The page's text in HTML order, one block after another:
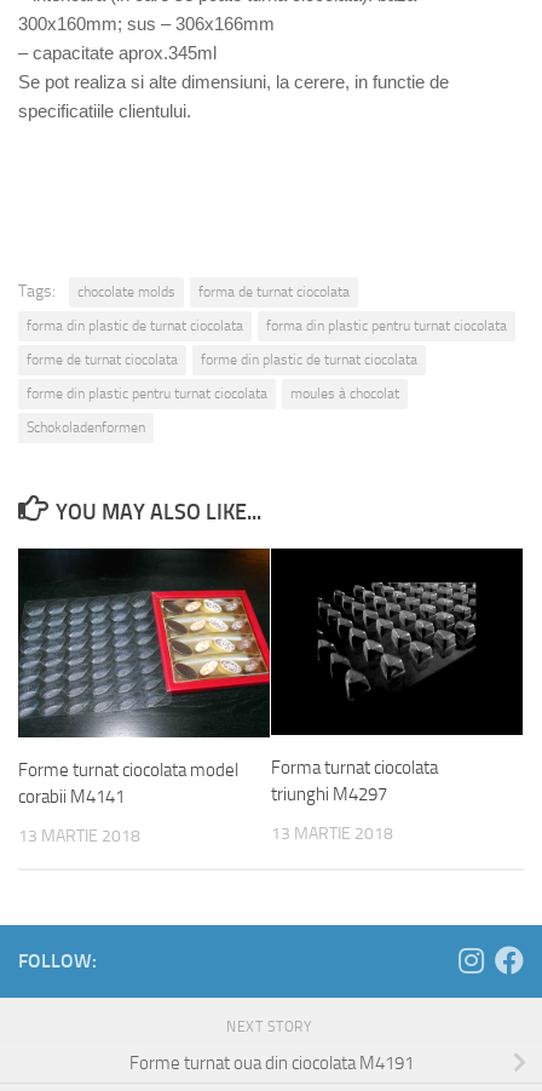
300x160mm; sus – 306x166mm
– capacitate aprox.345ml
Se pot realiza si alte dimensiuni, la cerere, in functie de
specificatiile clientului.
Tags: chocolate molds
forma de turnat ciocolata
forma din plastic de turnat ciocolata
forma din plastic pentru turnat ciocolata
forme de turnat ciocolata
forme din plastic de turnat ciocolata
forme din plastic pentru turnat ciocolata
moules à chocolat
Schokoladenformen
YOU MAY ALSO LIKE...
Forme turnat ciocolata model
corabii M4141
13 MARTIE 2018
Forma turnat ciocolata
triunghi M4297
13 MARTIE 2018
FOLLOW:
NEXT STORY
Forme turnat oua din ciocolata M4191